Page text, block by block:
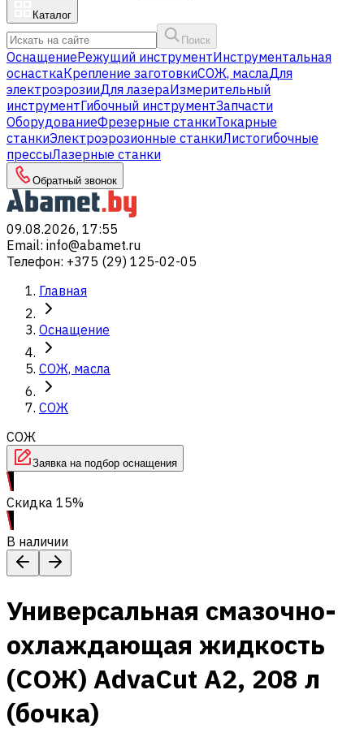
Каталог
Поиск
ОснащениеРежущий инструментИнструментальная
оснасткаКрепление заготовкиСОЖ, маслаДля
электроэрозииДля лазераИзмерительный
инструментГибочный инструментЗапчасти
ОборудованиеФрезерные станкиТокарные
станкиЭлектроэрозионные станкиЛистогибочные
прессыЛазерные станки
Обратный звонок
09.08.2026, 17:55
Email: info@abamet.ru
Телефон: +375 (29) 125-02-05
Главная
Оснащение
СОЖ, масла
СОЖ
СОЖ
Заявка на подбор оснащения
Скидка 15%
В наличии
Универсальная смазочно-
охлаждающая жидкость
(СОЖ) AdvaСut A2, 208 л
(бочка)